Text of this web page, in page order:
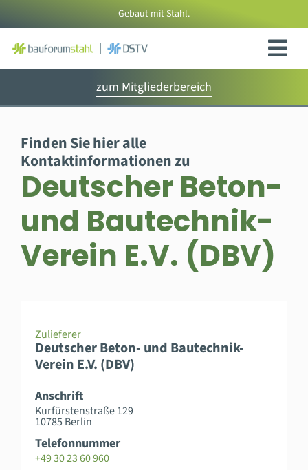
Inhalt
springen
Gebaut mit Stahl.
zum Mitgliederbereich
Finden Sie hier alle
Kontaktinformationen zu
Deutscher Beton-
und Bautechnik-
Verein E.V. (DBV)
Zulieferer
Deutscher Beton- und Bautechnik-
Verein E.V. (DBV)
Anschrift
Kurfürstenstraße 129
10785 Berlin
Telefonnummer
+49 30 23 60 960